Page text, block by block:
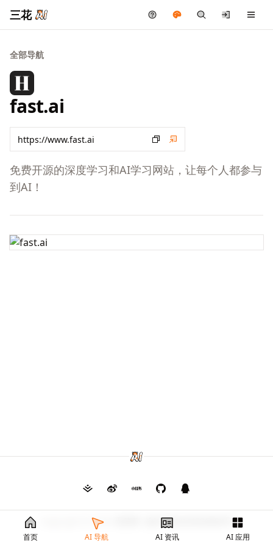
三花
全部导航
fast.ai
免费开源的深度学习和AI学习网站，让每个人都参与
到AI！
首页 AI 导航 AI 资讯 AI 应用
Copyright © 2026 渝ICP备2024026682号